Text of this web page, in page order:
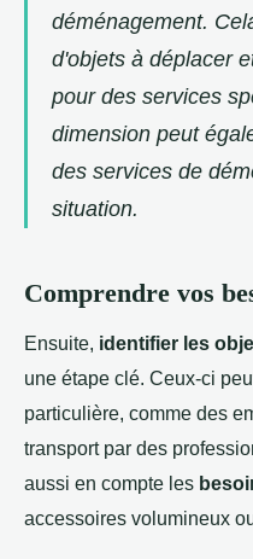
déménagement.
d'objets à déplacer
pour des services
dimension peut
des services de
situation.
Comprendre vos
Ensuite, identifier les
une étape clé. Ceux-ci
particulière, comme des
transport par des
aussi en compte les
accessoires volumineux